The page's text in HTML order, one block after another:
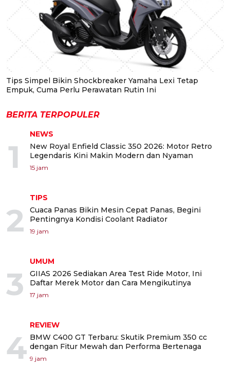
Tips Simpel Bikin Shockbreaker Yamaha Lexi Tetap
Empuk, Cuma Perlu Perawatan Rutin Ini
BERITA TERPOPULER
1
NEWS
New Royal Enfield Classic 350 2026: Motor Retro
Legendaris Kini Makin Modern dan Nyaman
15 jam
2
TIPS
Cuaca Panas Bikin Mesin Cepat Panas, Begini
Pentingnya Kondisi Coolant Radiator
19 jam
3
UMUM
GIIAS 2026 Sediakan Area Test Ride Motor, Ini
Daftar Merek Motor dan Cara Mengikutinya
17 jam
4
REVIEW
BMW C400 GT Terbaru: Skutik Premium 350 cc
dengan Fitur Mewah dan Performa Bertenaga
9 jam